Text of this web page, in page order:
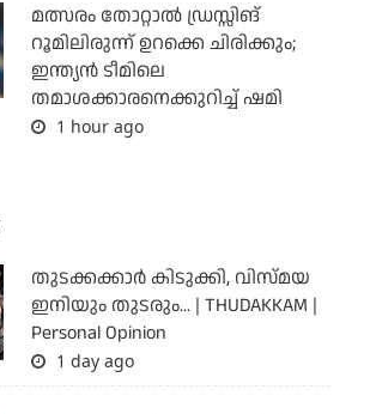
മത്സരം തോറ്റാല്‍ ഡ്രസ്സിങ്
റൂമിലിരുന്ന് ഉറക്കെ ചിരിക്കും;
ഇന്ത്യന്‍ ടീമിലെ
തമാശക്കാരനെക്കുറിച്ച് ഷമി
1 hour ago
തുടക്കക്കാര്‍ കിടുക്കി, വിസ്മയ
ഇനിയും തുടരും... | THUDAKKAM |
Personal Opinion
1 day ago